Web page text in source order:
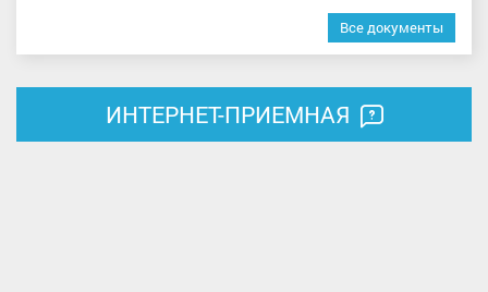
Все документы
ИНТЕРНЕТ-ПРИЕМНАЯ